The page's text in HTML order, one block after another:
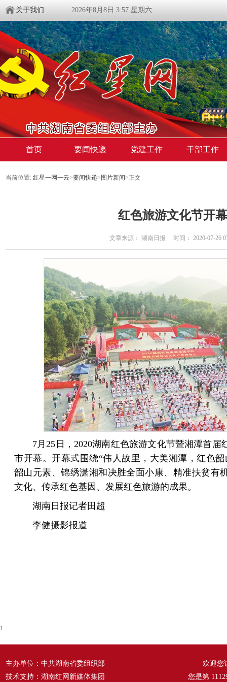
关于我们 2026年8月8日 3:57 星期六
首页 要闻快递 党建工作 干部工作
当前位置: 红星一网一云>要闻快递> 图片新闻>正文
红色旅游文化节开幕
文章来源： 湖南日报 时间： 2020-07-26
7月25日，2020湖南红色旅游文化节暨湘潭首
市开幕。开幕式围绕“伟人故里，大美湘潭，红色
韶山元素、锦绣潇湘和决胜全面小康、精准扶贫有
文化、传承红色基因、发展红色旅游的成果。
湖南日报记者田超
李健摄影报道
1
主办单位：中共湖南省委组织部
技术支持：湖南红网新媒体集团
欢迎您
您是第